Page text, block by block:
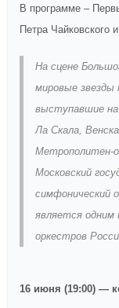
В программе –
Петра Чайковского
На сцене
мировые звезды
выступавшие
Ла Скала,
Метрополитен-
Московский
симфонический
является одним
оркестров
16 июня (19:00) —